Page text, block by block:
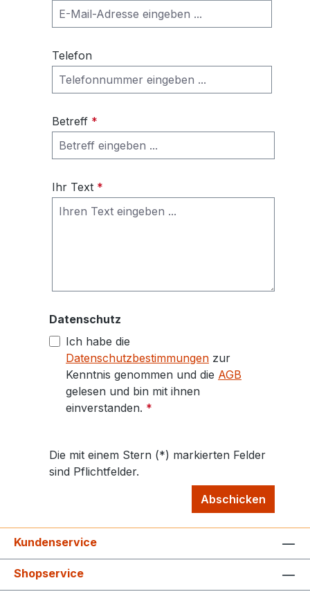
Telefon
Betreff *
Ihr Text *
Datenschutz
Ich habe die
Datenschutzbestimmungen zur
Kenntnis genommen und die AGB
gelesen und bin mit ihnen
einverstanden. *
Die mit einem Stern (*) markierten Felder
sind Pflichtfelder.
Abschicken
Kundenservice
Shopservice